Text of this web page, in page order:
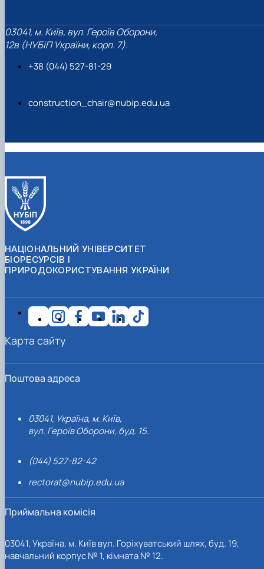
03041, м. Київ, вул. Героїв Оборони,
12в (НУБіП України, корп. 7).
+38 (044) 527-81-29
construction_chair@nubip.edu.ua
НАЦІОНАЛЬНИЙ УНІВЕРСИТЕТ
БІОРЕСУРСІВ І
ПРИРОДОКОРИСТУВАННЯ УКРАЇНИ
Поштова адреса
03041, Україна, м. Київ,
вул. Героїв Оборони, буд. 15.
(044) 527-82-42
rectorat@nubip.edu.ua
Приймальна комісія
03041, Україна, м. Київ вул. Горіхуватський шлях, буд. 19,
навчальний корпус № 1, кімната № 12.
Карта сайту